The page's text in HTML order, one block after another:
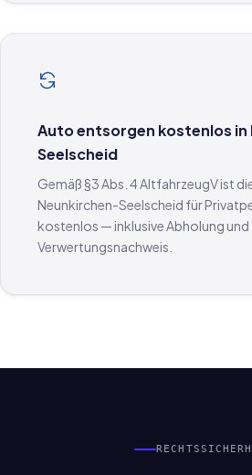
Auto entsorgen kostenlos in
Seelscheid
Gemäß §3 Abs. 4 AltfahrzeugV ist
Neunkirchen-Seelscheid für
kostenlos — inklusive Abholung und
Verwertungsnachweis.